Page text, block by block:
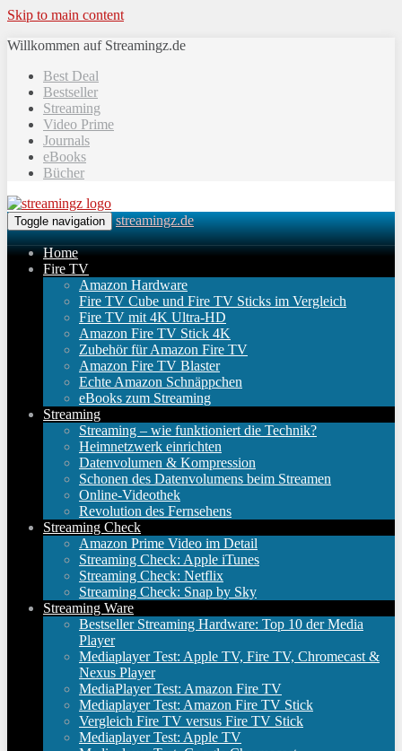
Skip to main content
Willkommen auf Streamingz.de
Best Deal
Bestseller
Streaming
Video Prime
Journals
eBooks
Bücher
Toggle navigation streamingz.de
Home
Fire TV
Amazon Hardware
Fire TV Cube und Fire TV Sticks im Vergleich
Fire TV mit 4K Ultra-HD
Amazon Fire TV Stick 4K
Zubehör für Amazon Fire TV
Amazon Fire TV Blaster
Echte Amazon Schnäppchen
eBooks zum Streaming
Streaming
Streaming – wie funktioniert die Technik?
Heimnetzwerk einrichten
Datenvolumen & Kompression
Schonen des Datenvolumens beim Streamen
Online-Videothek
Revolution des Fernsehens
Streaming Check
Amazon Prime Video im Detail
Streaming Check: Apple iTunes
Streaming Check: Netflix
Streaming Check: Snap by Sky
Streaming Ware
Bestseller Streaming Hardware: Top 10 der Media
Player
Mediaplayer Test: Apple TV, Fire TV, Chromecast &
Nexus Player
MediaPlayer Test: Amazon Fire TV
Mediaplayer Test: Amazon Fire TV Stick
Vergleich Fire TV versus Fire TV Stick
Mediaplayer Test: Apple TV